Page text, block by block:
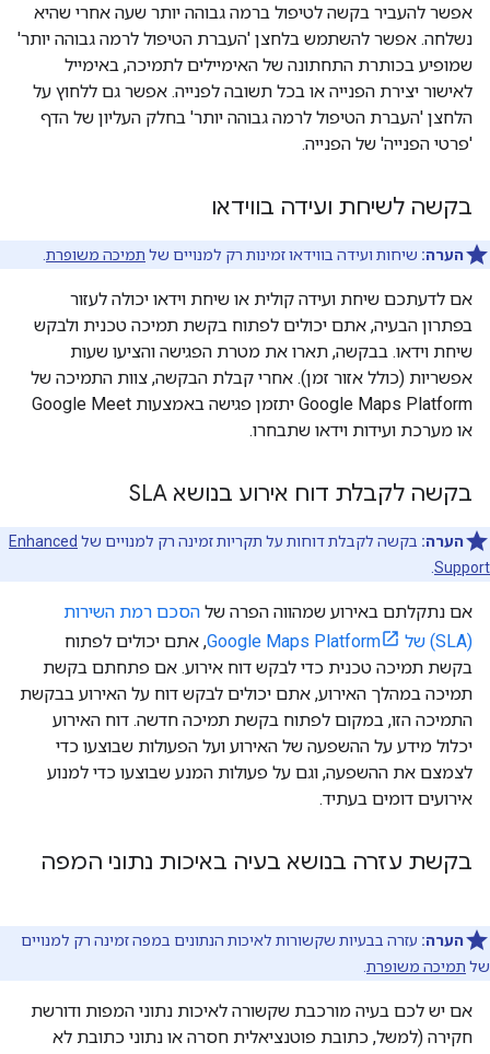
אפשר להעביר בקשה לטיפול ברמה גבוהה יותר שעה אחרי שהיא
נשלחה. אפשר להשתמש בלחצן 'העברת הטיפול לרמה גבוהה יותר'
שמופיע בכותרת התחתונה של האימיילים לתמיכה, באימייל
לאישור יצירת הפנייה או בכל תשובה לפנייה. אפשר גם ללחוץ על
הלחצן 'העברת הטיפול לרמה גבוהה יותר' בחלק העליון של הדף
'פרטי הפנייה' של הפנייה.
בקשה לשיחת ועידה בווידאו
הערה: שיחות ועידה בווידאו זמינות רק למנויים של תמיכה משופרת
אם לדעתכם שיחת ועידה קולית או שיחת וידאו יכולה לעזור
בפתרון הבעיה, אתם יכולים לפתוח בקשת תמיכה טכנית ולבקש
שיחת וידאו. בבקשה, תארו את מטרת הפגישה והציעו שעות
אפשריות (כולל אזור זמן). אחרי קבלת הבקשה, צוות התמיכה של
Google Maps Platform יתזמן פגישה באמצעות Google Meet
או מערכת ועידות וידאו שתבחרו.
בקשה לקבלת דוח אירוע בנושא SLA
הערה: בקשה לקבלת דוחות על תקריות זמינה רק למנויים של Enhanced
Support
אם נתקלתם באירוע שמהווה הפרה של הסכם רמת השירות
(SLA) של Google Maps Platform
, אתם יכולים לפתוח
בקשת תמיכה טכנית כדי לבקש דוח אירוע. אם פתחתם בקשת
תמיכה במהלך האירוע, אתם יכולים לבקש דוח על האירוע בבקשת
התמיכה הזו, במקום לפתוח בקשת תמיכה חדשה. דוח האירוע
יכלול מידע על ההשפעה של האירוע ועל הפעולות שבוצעו כדי
לצמצם את ההשפעה, וגם על פעולות המנע שבוצעו כדי למנוע
אירועים דומים בעתיד.
בקשת עזרה בנושא בעיה באיכות נתוני המפה
הערה: עזרה בבעיות שקשורות לאיכות הנתונים במפה זמינה רק למנויים
של תמיכה משופרת
אם יש לכם בעיה מורכבת שקשורה לאיכות נתוני המפות ודורשת
חקירה (למשל, כתובת פוטנציאלית חסרה או נתוני כתובת לא